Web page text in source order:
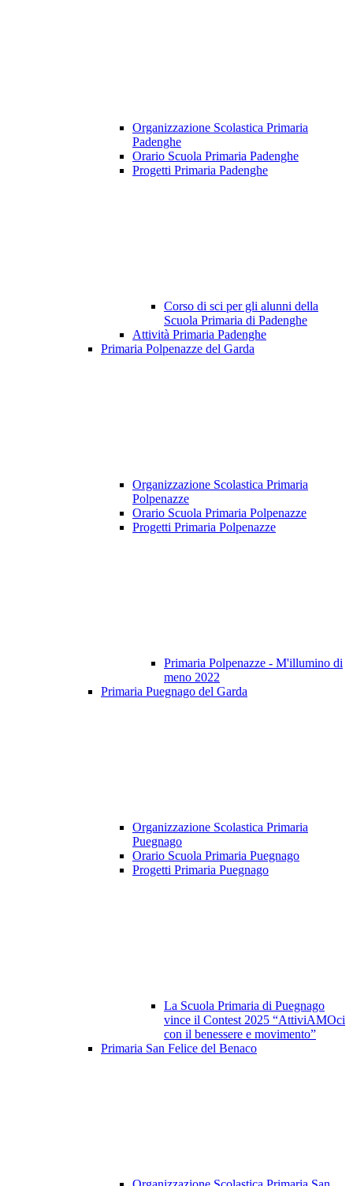
Organizzazione Scolastica Primaria
Padenghe
Orario Scuola Primaria Padenghe
Progetti Primaria Padenghe
Corso di sci per gli alunni della
Scuola Primaria di Padenghe
Attività Primaria Padenghe
Primaria Polpenazze del Garda
Organizzazione Scolastica Primaria
Polpenazze
Orario Scuola Primaria Polpenazze
Progetti Primaria Polpenazze
Primaria Polpenazze - M'illumino di
meno 2022
Primaria Puegnago del Garda
Organizzazione Scolastica Primaria
Puegnago
Orario Scuola Primaria Puegnago
Progetti Primaria Puegnago
La Scuola Primaria di Puegnago
vince il Contest 2025 “AttiviAMOci
con il benessere e movimento”
Primaria San Felice del Benaco